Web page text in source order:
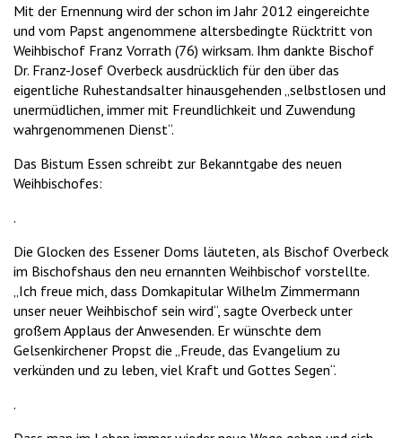
Mit der Ernennung wird der schon im Jahr 2012 eingereichte
und vom Papst angenommene altersbedingte Rücktritt von
Weihbischof Franz Vorrath (76) wirksam. Ihm dankte Bischof
Dr. Franz-Josef Overbeck ausdrücklich für den über das
eigentliche Ruhestandsalter hinausgehenden „selbstlosen und
unermüdlichen, immer mit Freundlichkeit und Zuwendung
wahrgenommenen Dienst“.
Das Bistum Essen schreibt zur Bekanntgabe des neuen
Weihbischofes:
.
Die Glocken des Essener Doms läuteten, als Bischof Overbeck
im Bischofshaus den neu ernannten Weihbischof vorstellte.
„Ich freue mich, dass Domkapitular Wilhelm Zimmermann
unser neuer Weihbischof sein wird“, sagte Overbeck unter
großem Applaus der Anwesenden. Er wünschte dem
Gelsenkirchener Propst die „Freude, das Evangelium zu
verkünden und zu leben, viel Kraft und Gottes Segen“.
.